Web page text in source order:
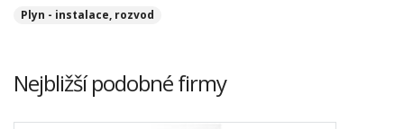
Plyn - instalace, rozvod
Nejbližší podobné firmy